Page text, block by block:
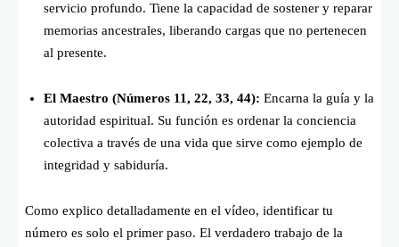
servicio profundo. Tiene la capacidad de sostener y reparar
memorias ancestrales, liberando cargas que no pertenecen
al presente.
El Maestro (Números 11, 22, 33, 44): Encarna la guía y la
autoridad espiritual. Su función es ordenar la conciencia
colectiva a través de una vida que sirve como ejemplo de
integridad y sabiduría.
Como explico detalladamente en el vídeo, identificar tu
número es solo el primer paso. El verdadero trabajo de la